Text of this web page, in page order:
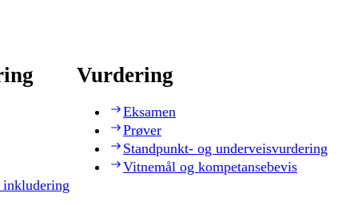
Vurdering
Eksamen
Prøver
Standpunkt- og underveisvurdering
Vitnemål og kompetansebevis